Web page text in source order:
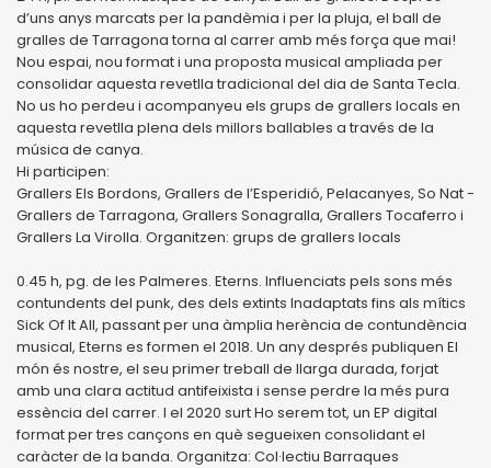
d’uns anys marcats per la pandèmia i per la pluja, el ball de
gralles de Tarragona torna al carrer amb més força que mai!
Nou espai, nou format i una proposta musical ampliada per
consolidar aquesta revetlla tradicional del dia de Santa Tecla.
No us ho perdeu i acompanyeu els grups de grallers locals en
aquesta revetlla plena dels millors ballables a través de la
música de canya.
Hi participen:
Grallers Els Bordons, Grallers de l’Esperidió, Pelacanyes, So Nat -
Grallers de Tarragona, Grallers Sonagralla, Grallers Tocaferro i
Grallers La Virolla. Organitzen: grups de grallers locals
0.45 h, pg. de les Palmeres. Eterns. Influenciats pels sons més
contundents del punk, des dels extints Inadaptats fins als mítics
Sick Of It All, passant per una àmplia herència de contundència
musical, Eterns es formen el 2018. Un any després publiquen El
món és nostre, el seu primer treball de llarga durada, forjat
amb una clara actitud antifeixista i sense perdre la més pura
essència del carrer. I el 2020 surt Ho serem tot, un EP digital
format per tres cançons en què segueixen consolidant el
caràcter de la banda. Organitza: Col·lectiu Barraques